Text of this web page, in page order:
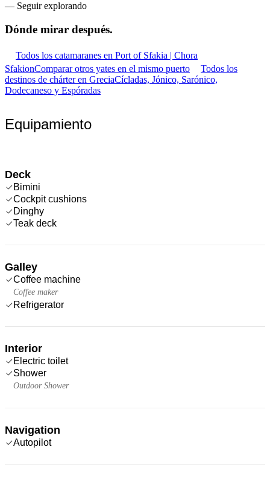
— Seguir explorando
Dónde mirar después.
Todos los catamaranes en Port of Sfakia | Chora
SfakionComparar otros yates en el mismo puerto
Todos los
destinos de chárter en GreciaCícladas, Jónico, Sarónico,
Dodecaneso y Espóradas
Equipamiento
Deck
Bimini
Cockpit cushions
Dinghy
Teak deck
Galley
Coffee machine
Coffee maker
Refrigerator
Interior
Electric toilet
Shower
Outdoor Shower
Navigation
Autopilot